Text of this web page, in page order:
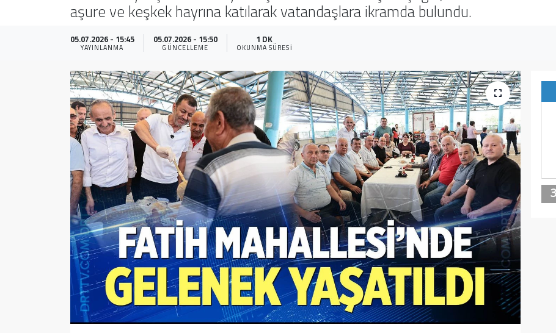
aşure ve keşkek hayrına katılarak vatandaşlara ikramda bulundu.
05.07.2026 - 15:45
YAYINLANMA
05.07.2026 - 15:50
GÜNCELLEME
1 DK
OKUNMA SÜRESI
Magazin
Teknoloji
Resmi İlan
Resmi Reklam
Son Dakika Haberleri
Haber Arşivi